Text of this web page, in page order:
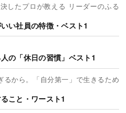
したプロが教える リーダーのふる
い社員の特徴・ベスト1
の「休日の習慣」ベスト1
るから。「自分第一」で生きるため
こと・ワースト1